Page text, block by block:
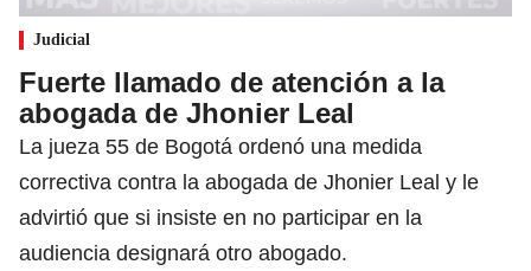
Judicial
Fuerte llamado de atención a la
abogada de Jhonier Leal
La jueza 55 de Bogotá ordenó una medida
correctiva contra la abogada de Jhonier Leal y le
advirtió que si insiste en no participar en la
audiencia designará otro abogado.